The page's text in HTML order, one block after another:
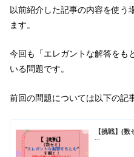
以前紹介した記事の内容を使う
ます。
今回も「エレガントな解答をも
いる問題です。
前回の問題については以下の記
【挑戦】(